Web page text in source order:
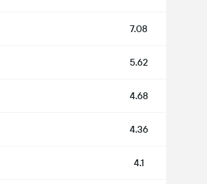
7.08
5.62
4.68
4.36
4.1